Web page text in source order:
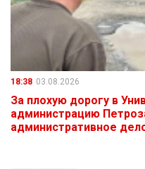
18:38 03.08.2026
За плохую дорогу в
администрацию
административное